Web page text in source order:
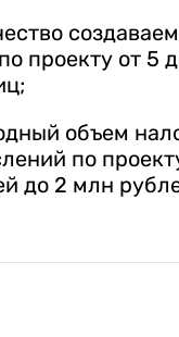
проекту от 5
объем
по
до 2 млн